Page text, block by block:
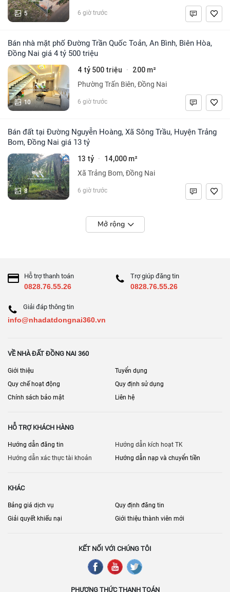
5 6 giờ trước
Bán nhà mặt phố Đường Trần Quốc Toản, An Bình, Biên Hòa,
Đồng Nai giá 4 tỷ 500 triệu
10
4 tỷ 500 triệu · 200 m²
Phường Trấn Biên, Đồng Nai
6 giờ trước
Bán đất tại Đường Nguyễn Hoàng, Xã Sông Trầu, Huyện Trảng
Bom, Đồng Nai giá 13 tỷ
8
13 tỷ · 14,000 m²
Xã Trảng Bom, Đồng Nai
6 giờ trước
Mở rộng
Hỗ trợ thanh toán
0828.76.55.26
Trợ giúp đăng tin
0828.76.55.26
Giải đáp thông tin
info@nhadatdongnai360.vn
VỀ NHÀ ĐẤT ĐỒNG NAI 360
Giới thiệu
Tuyển dụng
Quy chế hoạt động
Quy định sử dụng
Chính sách bảo mật
Liên hệ
HỖ TRỢ KHÁCH HÀNG
Hướng dẫn đăng tin
Hướng dẫn kích hoạt TK
Hướng dẫn xác thực tài khoản
Hướng dẫn nạp và chuyển tiền
KHÁC
Bảng giá dịch vụ
Quy định đăng tin
Giải quyết khiếu nại
Giới thiệu thành viên mới
KẾT NỐI VỚI CHÚNG TÔI
PHƯƠNG THỨC THANH TOÁN